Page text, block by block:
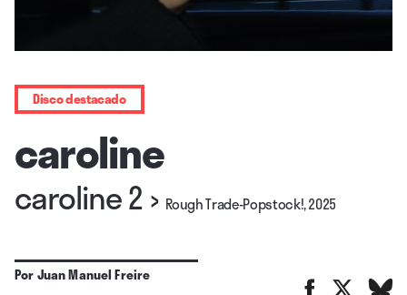
Disco destacado
caroline
caroline 2› Rough Trade-Popstock!, 2025
PorJuan Manuel Freire